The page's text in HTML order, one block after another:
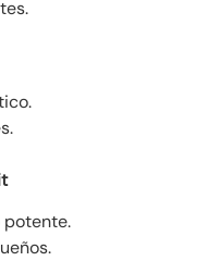
potente.